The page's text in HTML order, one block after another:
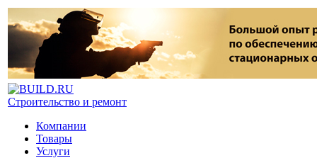
Строительство и ремонт
Компании
Товары
Услуги